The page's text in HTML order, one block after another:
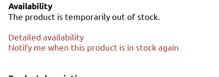
Availability
The product is temporarily out of stock.
Detailed availability
Notify me when this product is in stock again